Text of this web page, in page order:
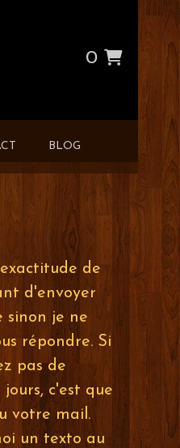
0
BLOG
de
d'envoyer
sinon je ne
répondre. Si
pas de
c'est que
votre mail.
un texto au